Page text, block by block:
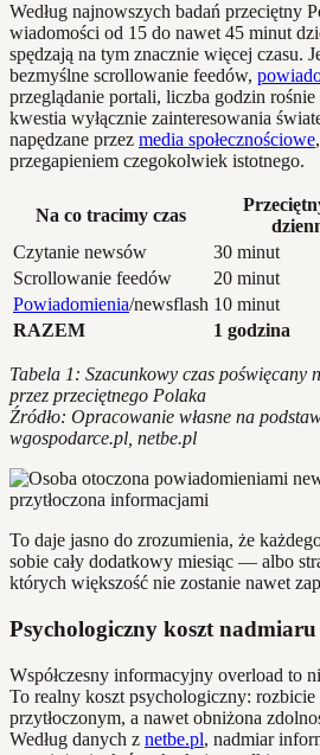
Według najnowszych badań przeciętny
wiadomości od 15 do nawet 45 minut
spędzają na tym znacznie więcej czasu.
bezmyślne scrollowanie feedów,
przeglądanie portali, liczba godzin
kwestia wyłącznie zainteresowania
napędzane przez media społecznościowe,
przegapieniem czegokolwiek istotnego.
Na co tracimy czas
Czytanie newsów
30 minut
Scrollowanie feedów
20 minut
Powiadomienia/newsflash 10 minut
RAZEM
1 godzina
Tabela 1: Szacunkowy czas poświęcany
przez przeciętnego Polaka
Źródło: Opracowanie własne na
wgospodarce.pl, netbe.pl
To daje jasno do zrozumienia, że
sobie cały dodatkowy miesiąc — albo
których większość nie zostanie nawet
Psychologiczny koszt
Współczesny informacyjny overload to
To realny koszt psychologiczny:
przytłoczonym, a nawet obniżona
Według danych z netbe.pl, nadmiar